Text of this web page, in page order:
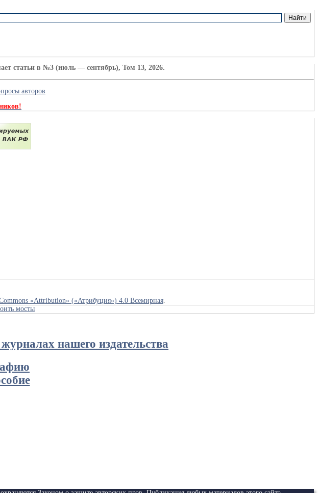
статьи в №3 (июль — сентябрь), Том 13, 2026.
авторов
«Attribution» («Атрибуция») 4.0 Всемирная.
нашего издательства